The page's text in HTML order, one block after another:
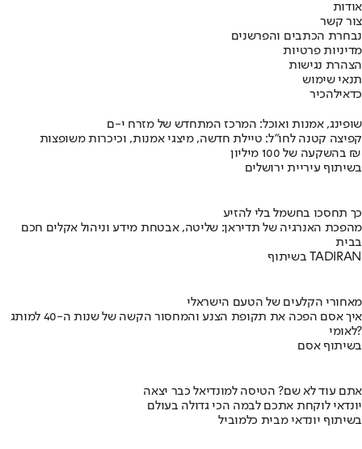
אודות
צור קשר
נבחרת הכתבים והפרשנים
מדיניות פרטיות
הצהרת נגישות
תנאי שימוש
כדאילהכיר
שופינג, אמנות ואוכל: המרכז המתחדש של מזרח י-ם
קפיצה קטנה לחו"ל: טיילת חדשה, מיצגי אמנות, וכיכרות משופצות
בהשקעה של 100 מיליון ₪
בשיתוף עיריית ירושלים
כך תחסכו בחשמל בלי להזיע
מהפכת האנרגיה של תדיראן: שליטה, אבטחת מידע וניהול אקלים חכם
בבית
בשיתוף TADIRAN
מאחורי הקלעים של הטעם הישראלי
איך אסם הפכה את תקופת הצנע והמחסור הקשה של שנות ה-40 למותג
לאומי?
בשיתוף אסם
אתם עוד לא שם? הטיסה למונדיאל כבר יצאה
יונדאי לוקחת אתכם לבמה הכי גדולה בעולם
בשיתוף יונדאי מבית כלמוביל